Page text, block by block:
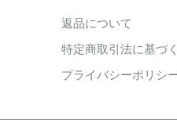
返品について
特定商取引法に基づ
プライバシーポリシ